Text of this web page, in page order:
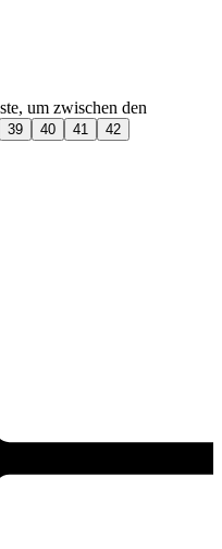
um zwischen den
39 40 41
42